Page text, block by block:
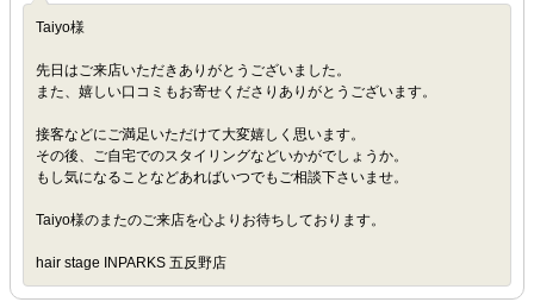
Taiyo様
先日はご来店いただきありがとうございました。
また、嬉しい口コミもお寄せくださりありがとうございます。
接客などにご満足いただけて大変嬉しく思います。
その後、ご自宅でのスタイリングなどいかがでしょうか。
もし気になることなどあればいつでもご相談下さいませ。
Taiyo様のまたのご来店を心よりお待ちしております。
hair stage INPARKS 五反野店